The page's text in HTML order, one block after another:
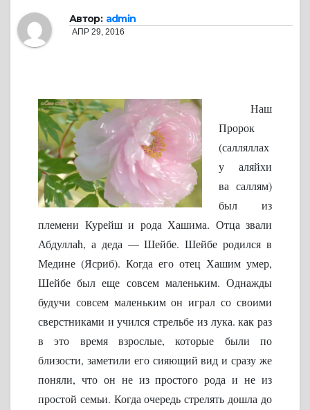
Автор: admin
АПР 29, 2016
Наш
Пророк
(салляллах
у аляйхи
ва саллям)
был из
племени Курейш и рода Хашима. Отца звали
Абдуллаh, а деда — Шейбе. Шейбе родился в
Медине (Ясриб). Когда его отец Хашим умер,
Шейбе был еще совсем маленьким. Однажды
будучи совсем маленьким он играл со своими
сверстниками и учился стрельбе из лука. как раз
в это время взрослые, которые были по
близости, заметили его сияющий вид и сразу же
поняли, что он не из простого рода и не из
простой семьи. Когда очередь стрелять дошла до